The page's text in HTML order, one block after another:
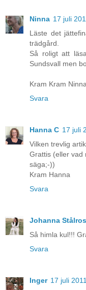
Ninna 17 juli
Läste det
trädgård.
Så roligt att
Sundsvall men
Kram Kram
Svara
Hanna C 17 juli
Vilken trevlig
Grattis (eller vad
säga;-))
Kram Hanna
Svara
Johanna Stålros
Så himla kul!!!
Svara
Inger 17 juli